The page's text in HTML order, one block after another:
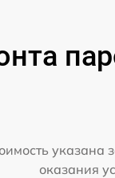
указана
оказания